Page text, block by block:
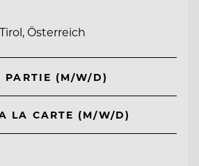
Österreich
PARTIE (M/W/D)
LA CARTE (M/W/D)